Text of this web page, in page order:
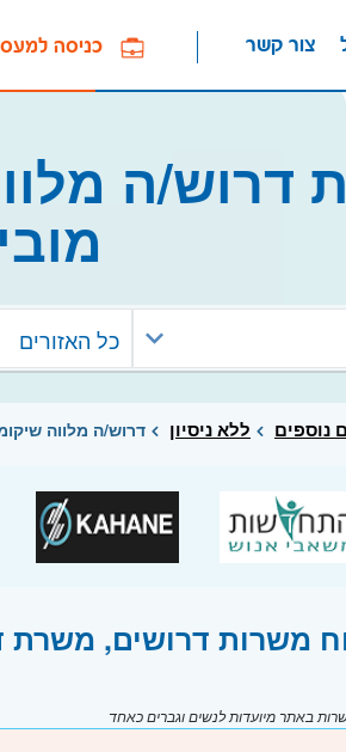
כניסה למעסיקים צור קשר
דרוש/ה
כל האזורים
נוספים ללא ניסיון דרוש/ה מלווה
משרות דרושים, משרת
באתר מיועדות לנשים וגברים כאחד